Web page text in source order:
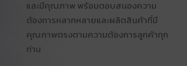
และมีคุณภาพ พร้อมตอบสนองความ
ต้องการหลากหลายและผลิตสินค้าที่มี
คุณภาพตรงตามความต้องการลูกค้าทุก
ท่าน